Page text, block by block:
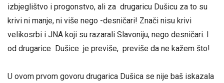
izbjeglištvo i progonstvo, ali za drugaricu Dušicu za to su
krivi ni manje, ni više nego -desničari! Znači nisu krivi
velikosrbi i JNA koji su razarali Slavoniju, nego desničari. I
od drugarice Dušice je previše, previše da ne kažem što!
U ovom prvom govoru drugarica Dušica se nije baš iskazala